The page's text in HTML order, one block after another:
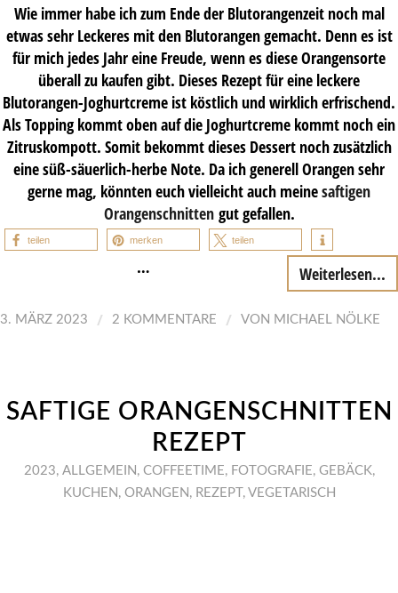
Wie immer habe ich zum Ende der Blutorangenzeit noch mal
etwas sehr Leckeres mit den Blutorangen gemacht. Denn es ist
für mich jedes Jahr eine Freude, wenn es diese Orangensorte
überall zu kaufen gibt. Dieses Rezept für eine leckere
Blutorangen-Joghurtcreme ist köstlich und wirklich erfrischend.
Als Topping kommt oben auf die Joghurtcreme kommt noch ein
Zitruskompott. Somit bekommt dieses Dessert noch zusätzlich
eine süß-säuerlich-herbe Note. Da ich generell Orangen sehr
gerne mag, könnten euch vielleicht auch meinesaftigen
Orangenschnitten gut gefallen.
teilen merken teilen
… Weiterlesen...
3. MÄRZ 2023 / 2 KOMMENTARE / VON MICHAEL NÖLKE
SAFTIGE ORANGENSCHNITTEN
REZEPT
2023, ALLGEMEIN , COFFEETIME , FOTOGRAFIE , GEBÄCK,
KUCHEN , ORANGEN , REZEPT , VEGETARISCH